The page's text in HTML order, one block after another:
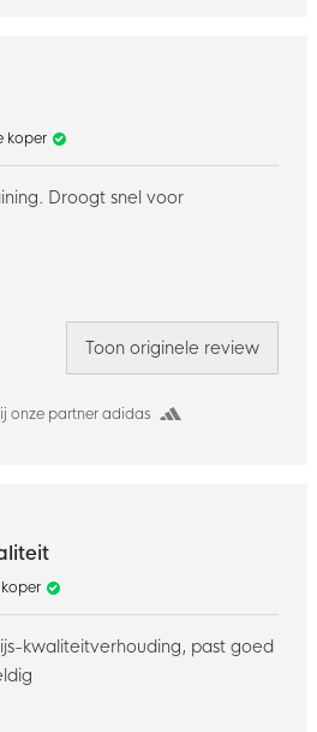
onze partner adidas
koper
Droogt snel voor
Toon originele review
kwaliteitverhouding, past goed